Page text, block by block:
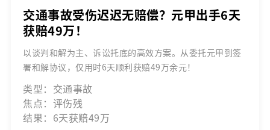
交通事故受伤迟迟无赔偿？元甲出手6天
获赔49万！
以谈判和解为主、诉讼托底的高效方案。从委托元甲到签
署和解协议，仅用时6天顺利获赔49万余元！
类型：交通事故
焦点：评伤残
结果：6天获赔49万